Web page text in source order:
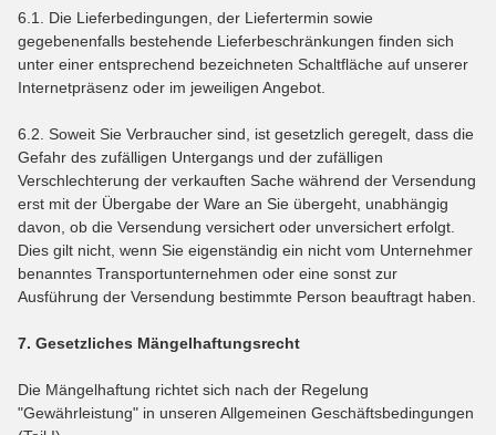
6.1. Die Lieferbedingungen, der Liefertermin sowie
gegebenenfalls bestehende Lieferbeschränkungen finden sich
unter einer entsprechend bezeichneten Schaltfläche auf unserer
Internetpräsenz oder im jeweiligen Angebot.
6.2. Soweit Sie Verbraucher sind, ist gesetzlich geregelt, dass die
Gefahr des zufälligen Untergangs und der zufälligen
Verschlechterung der verkauften Sache während der Versendung
erst mit der Übergabe der Ware an Sie übergeht, unabhängig
davon, ob die Versendung versichert oder unversichert erfolgt.
Dies gilt nicht, wenn Sie eigenständig ein nicht vom Unternehmer
benanntes Transportunternehmen oder eine sonst zur
Ausführung der Versendung bestimmte Person beauftragt haben.
7. Gesetzliches Mängelhaftungsrecht
Die Mängelhaftung richtet sich nach der Regelung
"Gewährleistung" in unseren Allgemeinen Geschäftsbedingungen